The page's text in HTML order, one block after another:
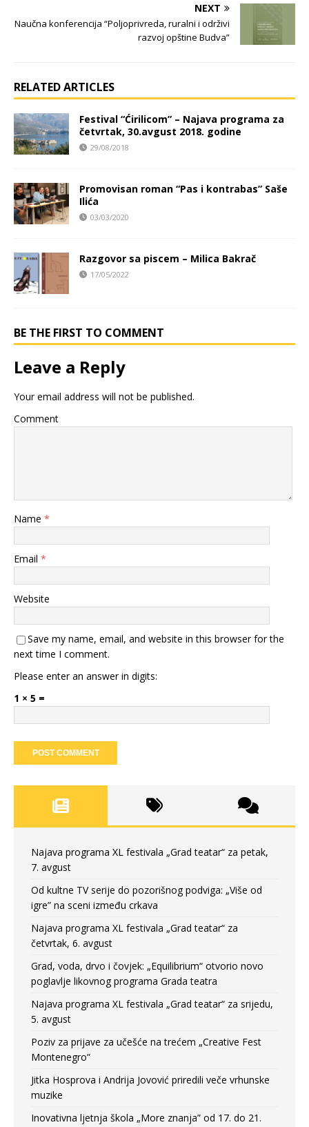
NEXT
Naučna konferencija “Poljoprivreda, ruralni i održivi
razvoj opštine Budva”
RELATED ARTICLES
Festival “Ćirilicom” – Najava programa za
četvrtak, 30.avgust 2018. godine
29/08/2018
Promovisan roman “Pas i kontrabas” Saše
Ilića
03/03/2020
Razgovor sa piscem – Milica Bakrač
17/05/2022
BE THE FIRST TO COMMENT
Leave a Reply
Your email address will not be published.
Comment
Name *
Email *
Website
Save my name, email, and website in this browser for the
next time I comment.
Please enter an answer in digits:
1 × 5 =
Najava programa XL festivala „Grad teatar“ za petak,
7. avgust
Od kultne TV serije do pozorišnog podviga: „Više od
igre” na sceni između crkava
Najava programa XL festivala „Grad teatar“ za
četvrtak, 6. avgust
Grad, voda, drvo i čovjek: „Equilibrium“ otvorio novo
poglavlje likovnog programa Grada teatra
Najava programa XL festivala „Grad teatar“ za srijedu,
5. avgust
Poziv za prijave za učešće na trećem „Creative Fest
Montenegro“
Jitka Hosprova i Andrija Jovović priredili veče vrhunske
muzike
Inovativna ljetnja škola „More znanja” od 17. do 21.